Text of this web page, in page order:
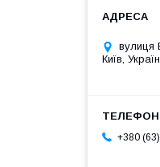
вулиця
Київ,
+380